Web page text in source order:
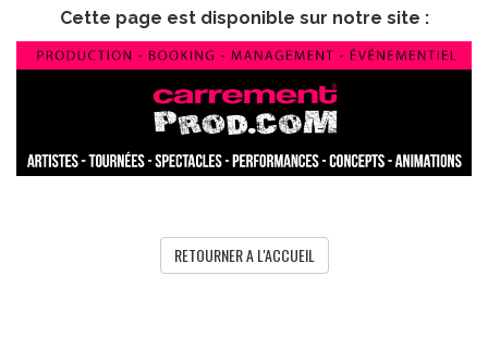
Cette page est disponible sur notre site :
RETOURNER A L'ACCUEIL